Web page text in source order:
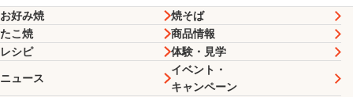
お好み焼
焼そば
たこ焼
商品情報
レシピ
体験・見学
ニュース
イベント・
キャンペーン